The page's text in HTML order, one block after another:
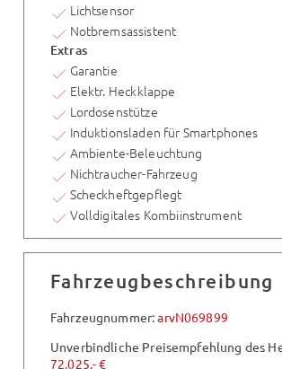
Lichtsensor
Notbremsassistent
Extras
Garantie
Elektr. Heckklappe
Lordosenstütze
Induktionsladen für Smartphones
Ambiente-Beleuchtung
Nichtraucher-Fahrzeug
Scheckheftgepflegt
Volldigitales Kombiinstrument
Fahrzeugbeschreibung
Fahrzeugnummer:arvN069899
Unverbindliche Preisempfehlung des
72.025,- €